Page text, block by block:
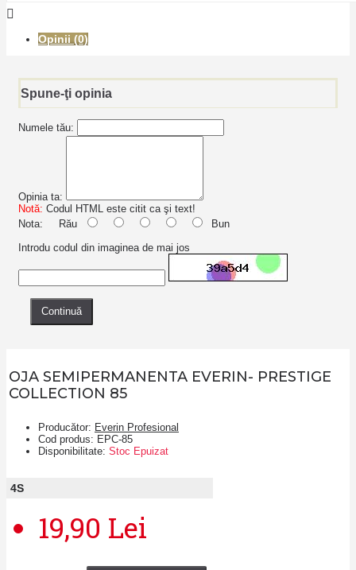
Opinii (0)
Spune-ţi opinia
Numele tău:
Opinia ta:
Notă: Codul HTML este citit ca şi text!
Nota: Rău
Bun
Introdu codul din imaginea de mai jos
Continuă
OJA SEMIPERMANENTA EVERIN- PRESTIGE
COLLECTION 85
Producător: Everin Profesional
Cod produs: EPC-85
Disponibilitate: Stoc Epuizat
4S
19,90 Lei